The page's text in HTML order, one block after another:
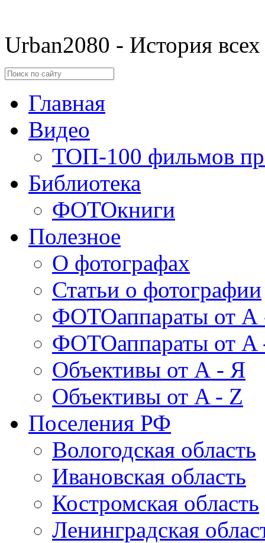
Urban2080 - История
Главная
Видео
ТОП-100 фильмов
Библиотека
ФОТОкниги
Полезное
О фотографах
Статьи о фотографии
ФОТОаппараты от А
ФОТОаппараты от A
Объективы от А - Я
Объективы от A - Z
Поселения РФ
Вологодская область
Ивановская область
Костромская область
Ленинградская